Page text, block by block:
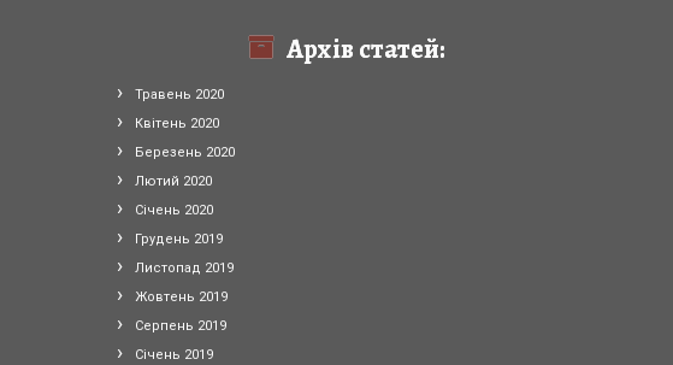
Архів статей:
Травень 2020
Квітень 2020
Березень 2020
Лютий 2020
Січень 2020
Грудень 2019
Листопад 2019
Жовтень 2019
Серпень 2019
Січень 2019